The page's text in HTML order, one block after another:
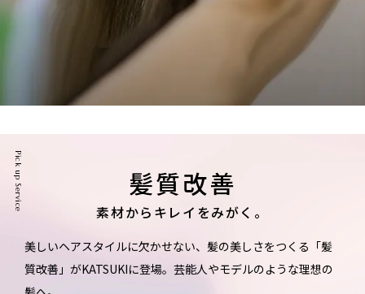
Pick up Service 髪質改善
素材からキレイをみがく。
美しいヘアスタイルに欠かせない、髪の美しさをつくる「髪
質改善」がKATSUKIに登場。 芸能人やモデルのような理想の